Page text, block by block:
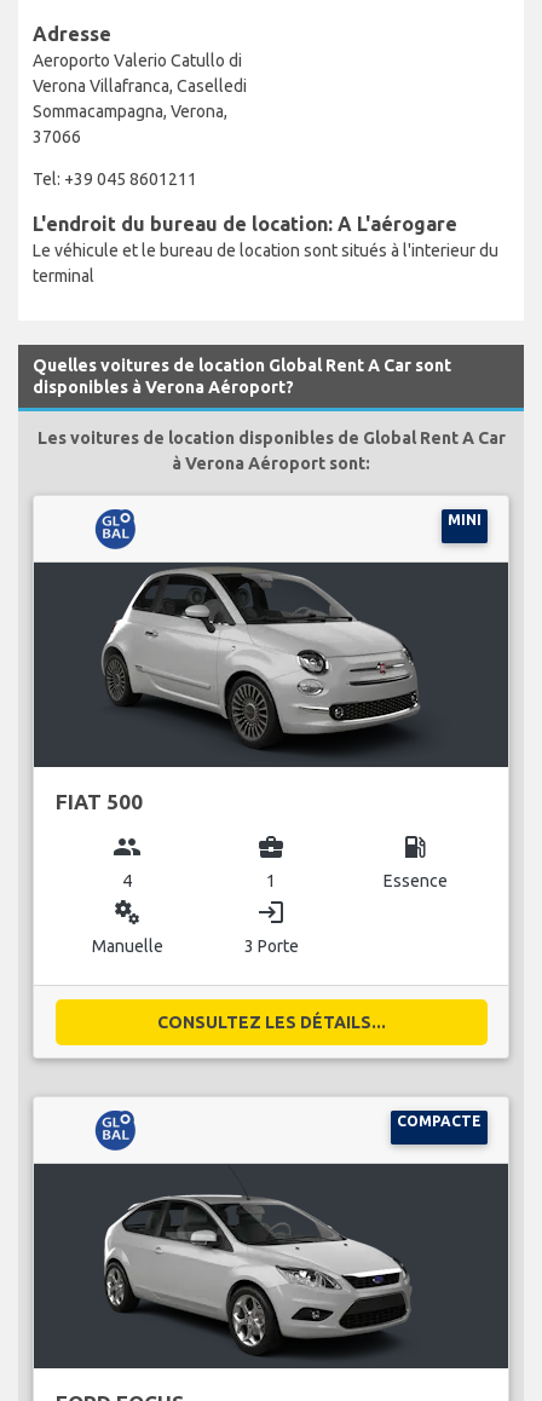
Adresse
Aeroporto Valerio Catullo di
Verona Villafranca, Caselledi
Sommacampagna, Verona,
37066
Tel: +39 045 8601211
L'endroit du bureau de location: A L'aérogare
Le véhicule et le bureau de location sont situés à l'interieur du
terminal
Quelles voitures de location Global Rent A Car sont
disponibles à Verona Aéroport?
Les voitures de location disponibles de Global Rent A Car
à Verona Aéroport sont:
MINI
FIAT 500
group
4
business_center
1
local_gas_station
Essence
miscellaneous_services
Manuelle
login
3 Porte
CONSULTEZ LES DÉTAILS...
COMPACTE